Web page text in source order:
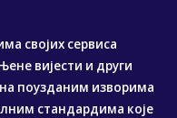
својих сервиса
вијести и други
поузданим изворима
стандардима које